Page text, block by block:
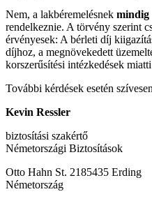
Nem, a lakbéremelésnek mindig
rendelkeznie. A törvény szerint
érvényesek: A bérleti díj
díjhoz, a megnövekedett
korszerűsítési intézkedések
További kérdések esetén
Kevin Ressler
biztosítási szakértő
Németországi Biztosítások
Otto Hahn St. 2185435 Erding
Németország